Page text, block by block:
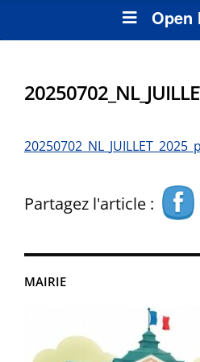
Open
MAIRIE
Partagez l'article :